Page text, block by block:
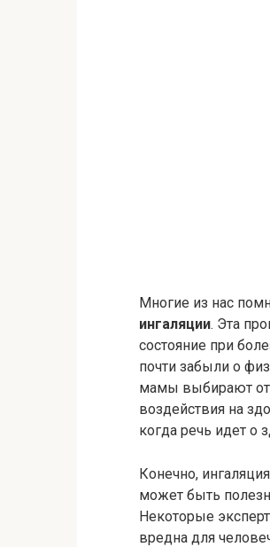
Многие из нас
ингаляции. Эта
состояние при
почти забыли о
мамы выбирают
воздействия на
когда речь идет о
Конечно,
может быть
Некоторые
вредна для